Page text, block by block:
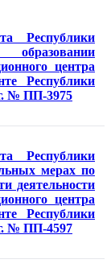
Республики
центра
Республики
г. № ПП-3975
Республики
мерах по
деятельности
центра
Республики
г. № ПП-4597